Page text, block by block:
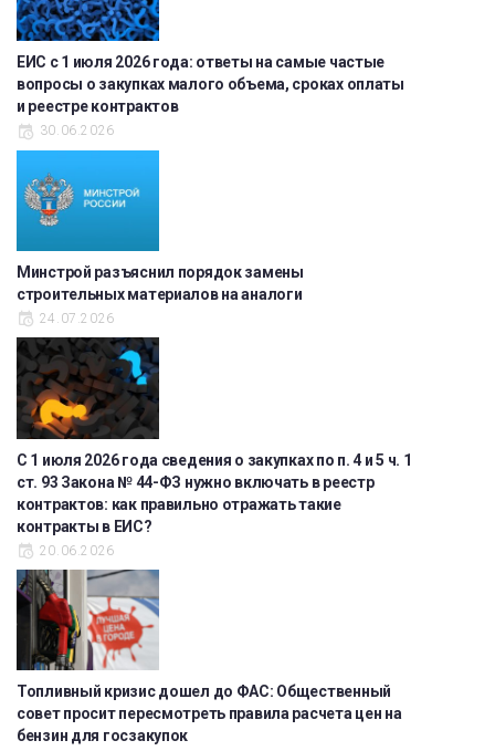
ЕИС с 1 июля 2026 года: ответы на самые частые
вопросы о закупках малого объема, сроках оплаты
и реестре контрактов
30.06.2026
Минстрой разъяснил порядок замены
строительных материалов на аналоги
24.07.2026
С 1 июля 2026 года сведения о закупках по п. 4 и 5 ч. 1
ст. 93 Закона № 44-ФЗ нужно включать в реестр
контрактов: как правильно отражать такие
контракты в ЕИС?
20.06.2026
Топливный кризис дошел до ФАС: Общественный
совет просит пересмотреть правила расчета цен на
бензин для госзакупок